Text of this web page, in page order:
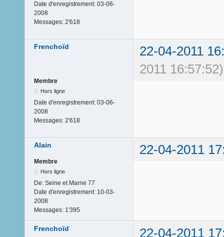
Date d'enregistrement: 03-06-
2008
Messages: 2'618
Frenchoïd
22-04-2011
2011 16:57:52)
Membre
Hors ligne
Date d'enregistrement: 03-06-
2008
Messages: 2'618
Alain 22-04-2011
Membre
Hors ligne
De: Seine et Marne 77
Date d'enregistrement: 10-03-
2008
Messages: 1'395
Frenchoïd 22-04-2011